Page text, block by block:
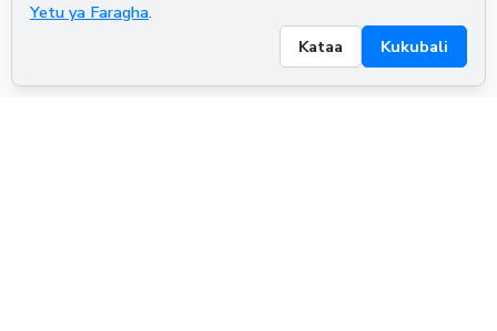
Yetu ya Faragha.
Kataa
Kukubali